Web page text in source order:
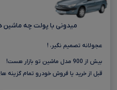
میدونی با پولت چه ماشین
عجولانه تصمیم نگیر، !
بیش از 900 مدل ماشین تو بازار هست!
قبل از خرید یا فروش خودرو تمام گزینه